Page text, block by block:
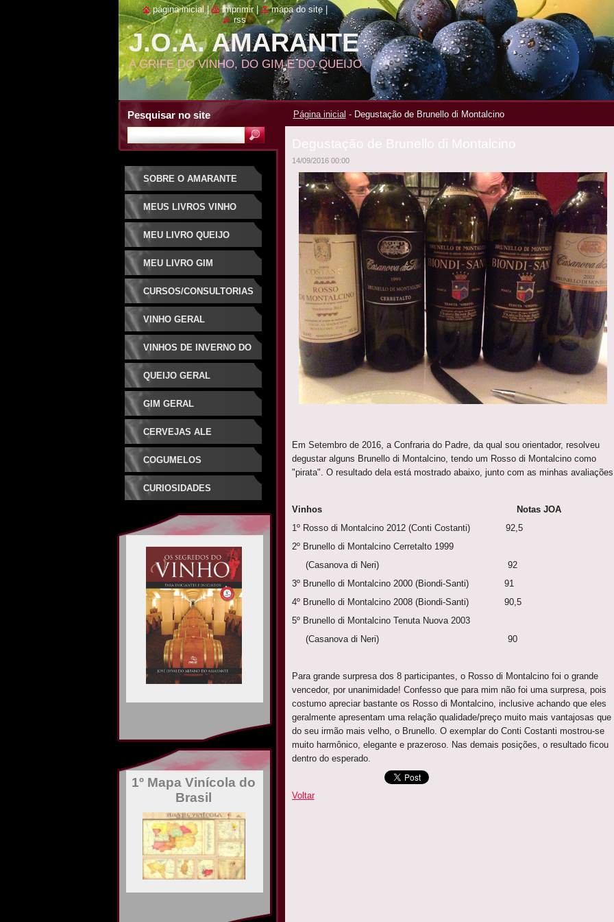
J.O.A. AMARANTE
A GRIFE DO VINHO, DO GIM E DO QUEIJO
Página inicial - Degustação de Brunello di Montalcino
Degustação de Brunello di Montalcino
14/09/2016 00:00
Em Setembro de 2016, a Confraria do Padre, da qual sou orientador, resolveu
degustar alguns Brunello di Montalcino, tendo um Rosso di Montalcino como
"pirata". O resultado dela está mostrado abaixo, junto com as minhas
Vinhos Notas JOA
1º Rosso di Montalcino 2012 (Conti Costanti) 92,5
2º Brunello di Montalcino Cerretalto 1999
(Casanova di Neri) 92
3º Brunello di Montalcino 2000 (Biondi-Santi) 91
4º Brunello di Montalcino 2008 (Biondi-Santi) 90,5
5º Brunello di Montalcino Tenuta Nuova 2003
(Casanova di Neri) 90
Para grande surpresa dos 8 participantes, o Rosso di Montalcino foi o grande
vencedor, por unanimidade! Confesso que para mim não foi uma surpresa, pois
costumo apreciar bastante os Rosso di Montalcino, inclusive achando que eles
geralmente apresentam uma relação qualidade/preço muito mais vantajosas que
do seu irmão mais velho, o Brunello. O exemplar do Conti Costanti mostrou-se
muito harmônico, elegante e prazeroso. Nas demais posições, o resultado ficou
dentro do esperado.
Voltar
SOBRE O AMARANTE
MEUS LIVROS VINHO
MEU LIVRO QUEIJO
MEU LIVRO GIM
CURSOS/CONSULTORIAS
VINHO GERAL
VINHOS DE INVERNO DO
SUDESTE
QUEIJO GERAL
GIM GERAL
CERVEJAS ALE
ESPECIAIS
COGUMELOS
CURIOSIDADES
1º Mapa Vinícola do
Brasil
Pesquisar no site
página inicial | imprimir | mapa do site |
rss